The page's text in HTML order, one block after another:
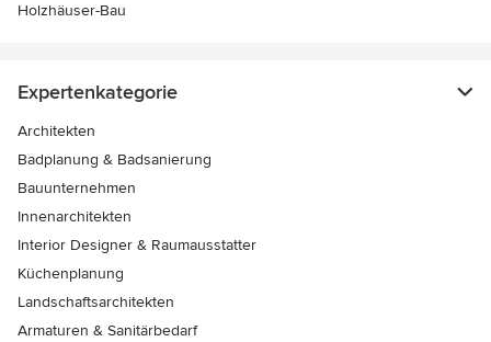
Holzhäuser-Bau
Expertenkategorie
Architekten
Badplanung & Badsanierung
Bauunternehmen
Innenarchitekten
Interior Designer & Raumausstatter
Küchenplanung
Landschaftsarchitekten
Armaturen & Sanitärbedarf